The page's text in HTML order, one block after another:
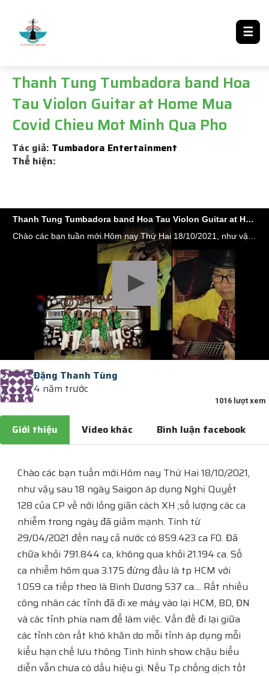
☰
Thanh Tung Tumbadora band Hoa
Tau Violon Guitar at Home Mua
Covid Chieu Mot Minh Qua Pho
Tác giả: Tumbadora Entertainment
Thể hiện:
Thanh Tung Tumbadora band Hoa Tau Violon Guitar at Home Mua Covid Chieu Mot Minh Qua Pho
Đặng Thanh Tùng
4 năm trước
1016 lượt xem
Giới thiệu Video khác Bình luận facebook
Chào các bạn tuần mới.Hôm nay Thứ Hai 18/10/2021,
như vậy sau 18 ngày Saigon áp dụng Nghị Quyết
128 của CP về nới lỏng giãn cách XH ;số lượng các ca
nhiễm trong ngày đã giảm mạnh. Tính từ
29/04/2021 đến nay cả nước có 859.423 ca F0. Đã
chữa khỏi 791.844 ca, không qua khỏi 21.194 ca. Số
ca nhiễm hôm qua 3.175 đứng đầu là tp HCM với
1.059 ca tiếp theo là Bình Dương 537 ca.... Rất nhiều
công nhân các tỉnh đã đi xe máy vào lại HCM, BD, ĐN
và các tỉnh phía nam để làm việc. Vấn đề đi lại giữa
các tỉnh còn rất khó khăn do mỗi tỉnh áp dụng mỗi
kiểu hạn chế lưu thông Tình hình show chậu biểu
diễn vẫn chưa có dấu hiệu gì. Nếu Tp chống dịch tốt